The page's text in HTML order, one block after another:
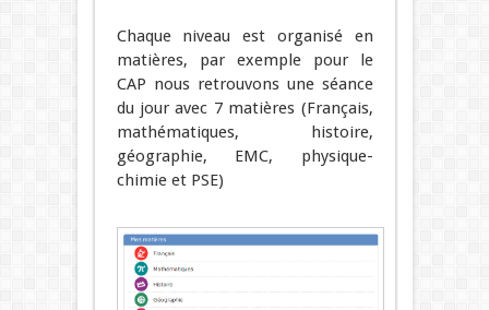
Chaque niveau est organisé en
matières, par exemple pour le
CAP nous retrouvons une séance
du jour avec 7 matières (Français,
mathématiques, histoire,
géographie, EMC, physique-
chimie et PSE)